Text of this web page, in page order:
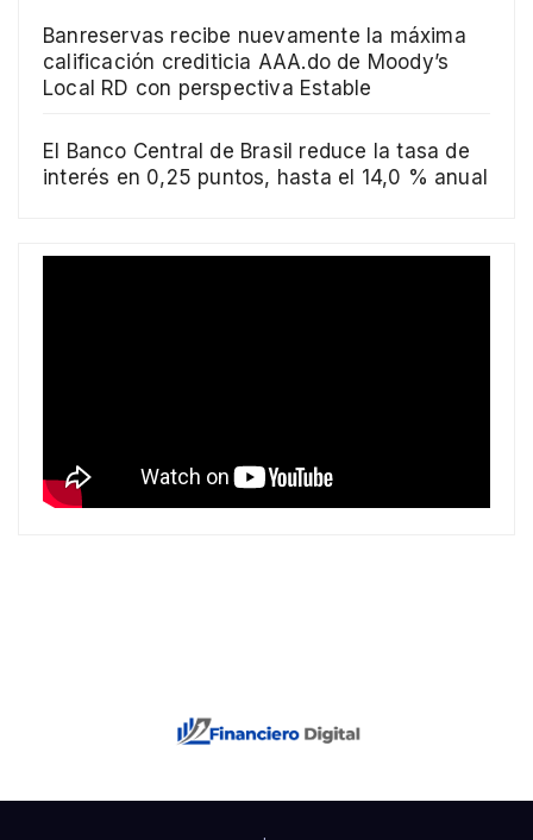
Banreservas recibe nuevamente la máxima
calificación crediticia AAA.do de Moody’s
Local RD con perspectiva Estable
El Banco Central de Brasil reduce la tasa de
interés en 0,25 puntos, hasta el 14,0 % anual